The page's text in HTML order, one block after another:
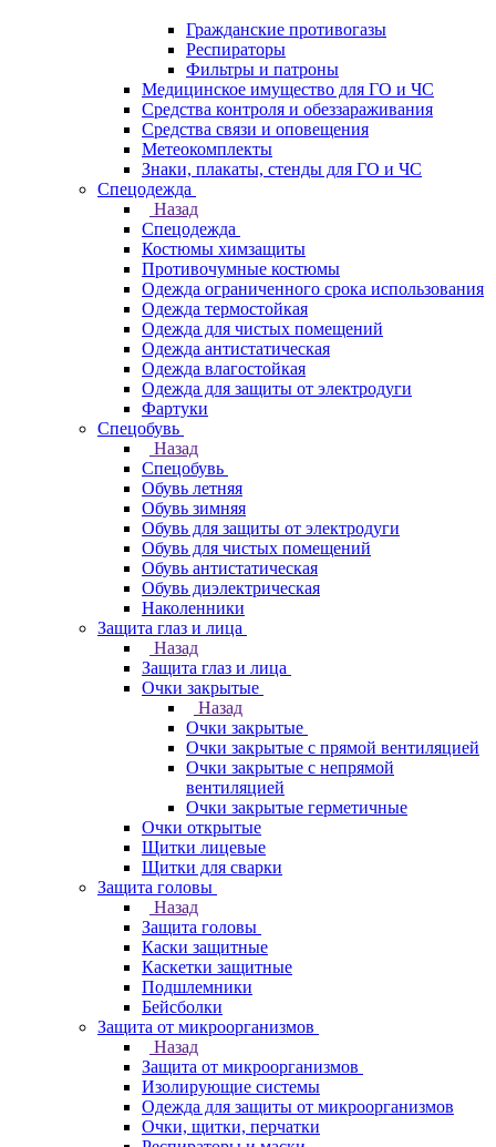
Гражданские противогазы
Респираторы
Фильтры и патроны
Медицинское имущество для ГО и ЧС
Средства контроля и обеззараживания
Средства связи и оповещения
Метеокомплекты
Знаки, плакаты, стенды для ГО и ЧС
Спецодежда
Назад
Спецодежда
Костюмы химзащиты
Противочумные костюмы
Одежда ограниченного срока использования
Одежда термостойкая
Одежда для чистых помещений
Одежда антистатическая
Одежда влагостойкая
Одежда для защиты от электродуги
Фартуки
Спецобувь
Назад
Спецобувь
Обувь летняя
Обувь зимняя
Обувь для защиты от электродуги
Обувь для чистых помещений
Обувь антистатическая
Обувь диэлектрическая
Наколенники
Защита глаз и лица
Назад
Защита глаз и лица
Очки закрытые
Назад
Очки закрытые
Очки закрытые с прямой вентиляцией
Очки закрытые с непрямой
вентиляцией
Очки закрытые герметичные
Очки открытые
Щитки лицевые
Щитки для сварки
Защита головы
Назад
Защита головы
Каски защитные
Каскетки защитные
Подшлемники
Бейсболки
Защита от микроорганизмов
Назад
Защита от микроорганизмов
Изолирующие системы
Одежда для защиты от микроорганизмов
Очки, щитки, перчатки